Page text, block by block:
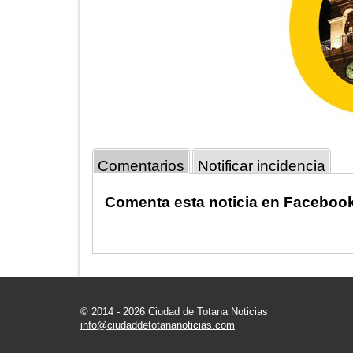
Comentarios Notificar incidencia
Comenta esta noticia en
© 2014 - 2026 Ciudad de Totana Noticias
info@ciudaddetotananoticias.com